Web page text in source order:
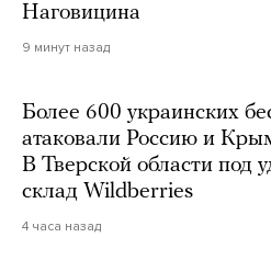
Наговицина
9 минут назад
Более 600 украинских
атаковали Россию и
В Тверской области под
склад Wildberries
4 часа назад